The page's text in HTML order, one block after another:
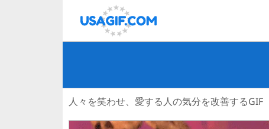
人々を笑わせ、愛する人の気分を改善するGIF